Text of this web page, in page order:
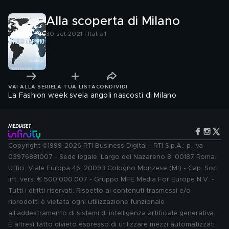
Alla scoperta di Milano
30 set 2021 | Italia 1
VAI ALLA SERIE LA TUA LISTA CONDIVIDI
La Fashion week svela angoli nascosti di Milano
Copyright ©1999-2026 RTI Business Digital - RTI S.p.A.: p. iva
03976881007 - Sede legale: Largo del Nazareno 8, 00187 Roma.
Uffici: Viale Europa 46, 20093 Cologno Monzese (MI) - Cap. Soc.
int. vers. € 500.000.007 - Gruppo MFE Media For Europe N.V. -
Tutti i diritti riservati. Rispetto ai contenuti trasmessi e/o
riprodotti è vietata ogni utilizzazione funzionale
all'addestramento di sistemi di intelligenza artificiale generativa.
È altresì fatto divieto espresso di utilizzare mezzi automatizzati